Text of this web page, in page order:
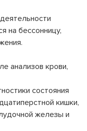
на бессонницу,
анализов крови,
состояния
кишки,
железы и
терапии (ОРИТ)
(КДЛ)